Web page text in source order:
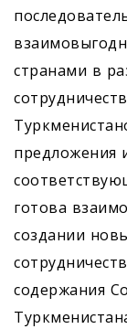
странами в
предложения
готова
создании
содержания